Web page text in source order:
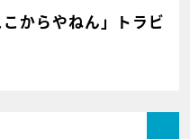
からやねん」トラビ